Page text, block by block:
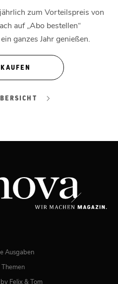
zum Vorteilspreis von
auf „Abo bestellen“
ganzes Jahr genießen.
Ausgaben
Themen
Felix & Tom